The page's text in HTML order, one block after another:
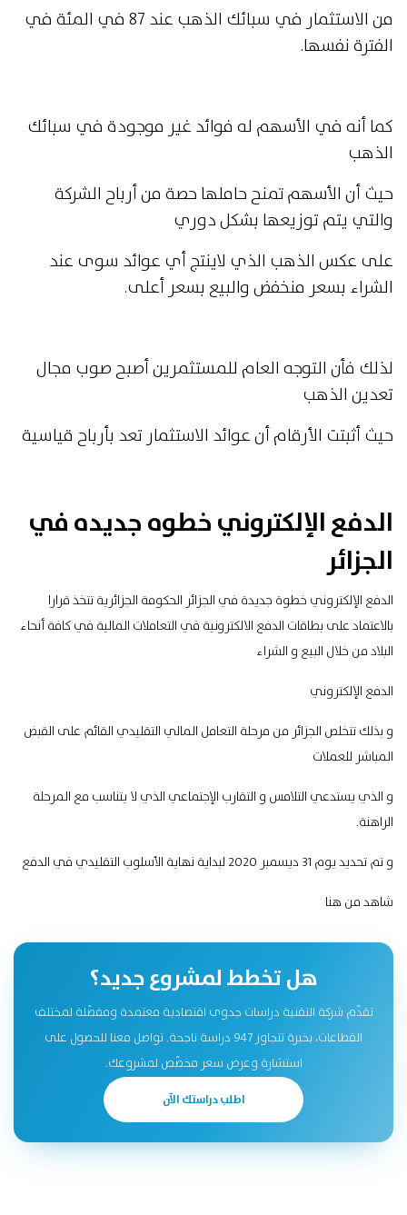
من الاستثمار في سبائك الذهب عند 87 في المئة في
الفترة نفسها.
كما أنه في الأسهم له فوائد غير موجودة في سبائك
الذهب
حيث أن الأسهم تمنح حاملها حصة من أرباح الشركة
والتي يتم توزيعها بشكل دوري
على عكس الذهب الذي لاينتج أي عوائد سوى عند
الشراء بسعر منخفض والبيع بسعر أعلى.
لذلك فأن التوجه العام للمستثمرين أصبح صوب مجال
تعدين الذهب
حيث أثبتت الأرقام أن عوائد الاستثمار تعد بأرباح قياسية
الدفع الإلكتروني خطوه جديده في
الجزائر
الدفع الإلكتروني خطوة جديدة في الجزائر الحكومة الجزائريةتتخذ قرارا
بالاعتماد على بطاقات الدفع الالكترونية في التعاملات المالية في كافة أنحاء
البلاد من خلال البيع و الشراء
الدفع الإلكتروني
و بذلك تتخلص الجزائر من مرحلة التعامل المالي التقليدي القائم على القبض
المباشر للعملات
و الذي يستدعي التلامس و التقارب الإجتماعي الذي لا يتناسب مع المرحلة
الراهنة.
و تم تحديد يوم 31 ديسمبر 2020 لبداية نهاية الأسلوب التقليدي في الدفع
شاهدمن هنا
هل تخطط لمشروع جديد؟
تقدّم شركة التقنية دراسات جدوى اقتصادية معتمدة ومفصّلة لمختلف
القطاعات، بخبرة تتجاوز 947 دراسة ناجحة. تواصل معنا للحصول على
استشارة وعرض سعر مخصّص لمشروعك.
اطلب دراستك الآن